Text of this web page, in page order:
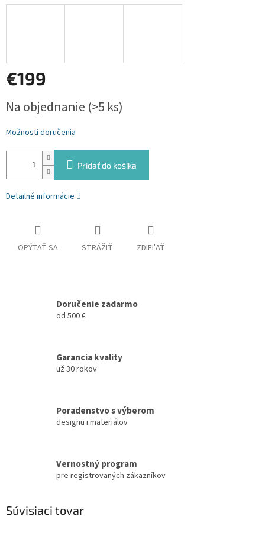
€199
cena:
Na objednanie (>5 ks)
Možnosti doručenia
Pridať do košíka
Detailné informácie
OPÝTAŤ SA STRÁŽIŤ ZDIEĽAŤ
Doručenie zadarmo
od 500 €
Garancia kvality
už 30 rokov
Poradenstvo s výberom
designu i materiálov
Vernostný program
pre registrovaných zákazníkov
Súvisiaci tovar